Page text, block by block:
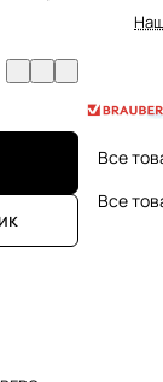
Все
Все